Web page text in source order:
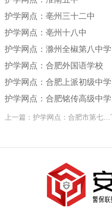
护学网点：亳州三十二中
护学网点：亳州十八中
护学网点：滁州全椒第八中学
护学网点：合肥外国语学校
护学网点：合肥上派初级中学
护学网点：合肥铭传高级中学
上一篇：护学网点：合肥市第七中学